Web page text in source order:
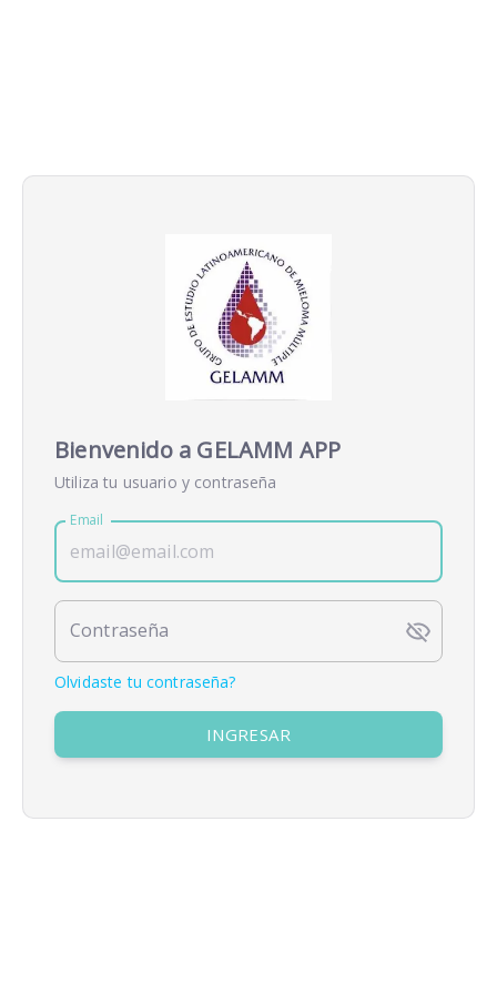
Bienvenido a GELAMM APP
Utiliza tu usuario y contraseña
Email
Contraseña
Olvidaste tu contraseña?
INGRESAR